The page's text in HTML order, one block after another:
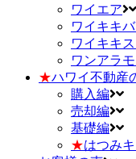
ワイエア
ワイキキ
ワイキキ
ワンアラ
★ハワイ不動産
購入編
売却編
基礎編
★はつみ